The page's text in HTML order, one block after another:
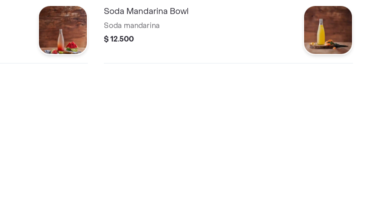
Soda Mandarina Bowl
Soda mandarina
$ 12.500